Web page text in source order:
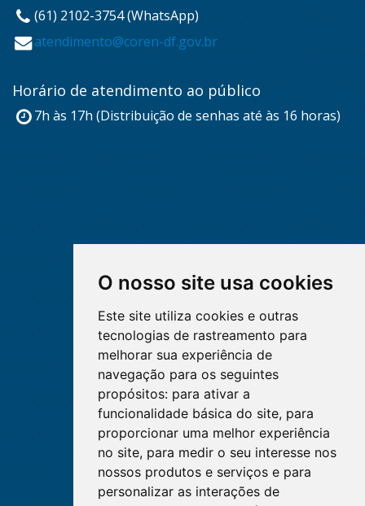
O nosso site usa cookies
Este site utiliza cookies e outras
tecnologias de rastreamento para
melhorar sua experiência de
navegação para os seguintes
propósitos: para ativar a
funcionalidade básica do site, para
proporcionar uma melhor experiência
no site, para medir o seu interesse nos
nossos produtos e serviços e para
personalizar as interações de
(61) 2102-3754 (WhatsApp)
atendimento@coren-df.gov.br
Horário de atendimento ao público
7h às 17h (Distribuição de senhas até às 16 horas)